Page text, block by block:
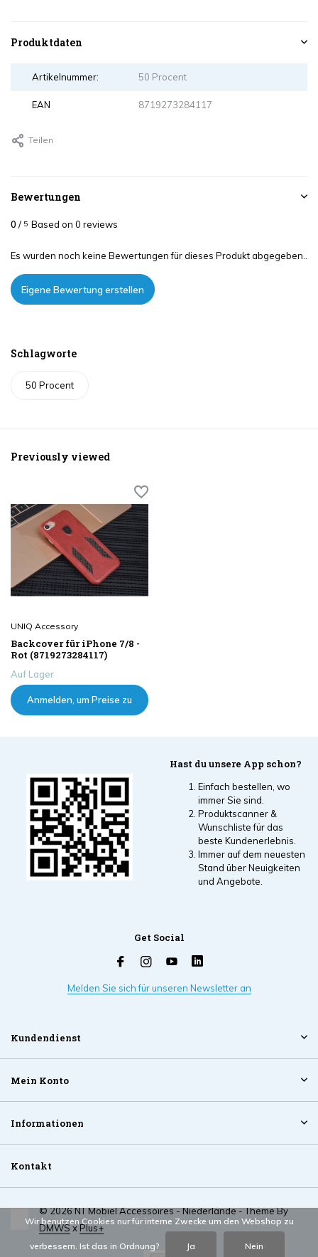
Produktdaten
Artikelnummer: 50 Procent
EAN 8719273284117
Teilen
Bewertungen
0 / 5 Based on 0 reviews
Es wurden noch keine Bewertungen für dieses Produkt abgegeben..
Eigene Bewertung erstellen
Schlagworte
50 Procent
Previously viewed
UNIQ Accessory
Backcover für iPhone 7/8 -
Rot (8719273284117)
Auf Lager
Anmelden, um Preise zu
Hast du unsere App schon?
Einfach bestellen, wo
immer Sie sind.
Produktscanner &
Wunschliste für das
beste Kundenerlebnis.
Immer auf dem neuesten
Stand über Neuigkeiten
und Angebote.
Get Social
Melden Sie sich für unseren Newsletter an
Kundendienst
Mein Konto
Informationen
Kontakt
© 2026 NT Mobiel Accessoires - Niederlande - Theme By
DMWSxPlus+
Wir benutzen Cookies nur für interne Zwecke um den Webshop zu
verbessern. Ist das in Ordnung? Ja Nein